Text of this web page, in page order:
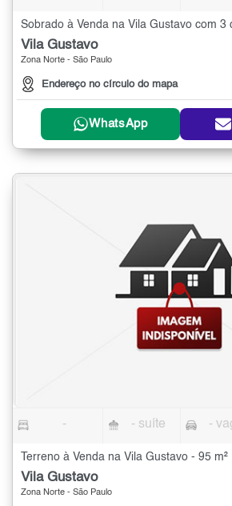
Sobrado à Venda na Vila Gustavo com 3
Vila Gustavo
Zona Norte - São Paulo
Endereço no círculo do mapa
WhatsApp
- - suíte -
Terreno à Venda na Vila Gustavo - 95 m²
Vila Gustavo
Zona Norte - São Paulo